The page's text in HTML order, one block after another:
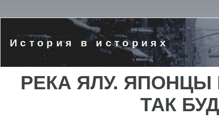
История в историях
РЕКА ЯЛУ. ЯПОНЦЫ
ТАК